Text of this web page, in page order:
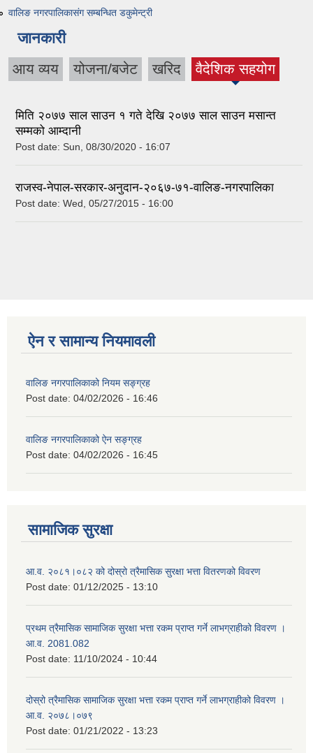
वालिङ नगरपालिकासंग सम्बन्धित डकुमेन्ट्री
जानकारी
आय व्यय योजना/बजेट खरिद वैदेशिक सहयोग
(active tab)
मिति २०७७ साल साउन १ गते देखि २०७७ साल साउन मसान्त
सम्मको आम्दानी
Post date: Sun, 08/30/2020 - 16:07
राजस्व-नेपाल-सरकार-अनुदान-२०६७-७१-वालिङ-नगरपालिका
Post date: Wed, 05/27/2015 - 16:00
ऐन र सामान्य नियमावली
वालिङ नगरपालिकाको नियम सङ्ग्रह
Post date: 04/02/2026 - 16:46
वालिङ नगरपालिकाको ऐन सङ्ग्रह
Post date: 04/02/2026 - 16:45
सामाजिक सुरक्षा
आ.व. २०८१।०८२ को दोस्रो त्रैमासिक सुरक्षा भत्ता वितरणको विवरण
Post date: 01/12/2025 - 13:10
प्रथम त्रैमासिक सामाजिक सुरक्षा भत्ता रकम प्राप्त गर्ने लाभग्राहीको विवरण ।
आ.व. 2081.082
Post date: 11/10/2024 - 10:44
दोस्रो त्रैमासिक सामाजिक सुरक्षा भत्ता रकम प्राप्त गर्ने लाभग्राहीको विवरण ।
आ.व. २०७८।०७९
Post date: 01/21/2022 - 13:23